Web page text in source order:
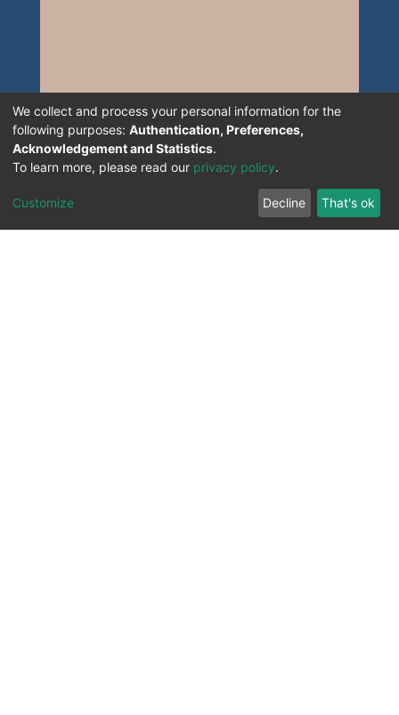
We collect and process your personal information for the
following purposes: Authentication, Preferences,
Acknowledgement and Statistics.
To learn more, please read our privacy policy.
Customize Decline That's ok